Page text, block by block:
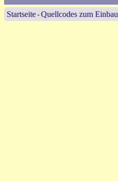
Startseite - Quellcodes zum Einbau